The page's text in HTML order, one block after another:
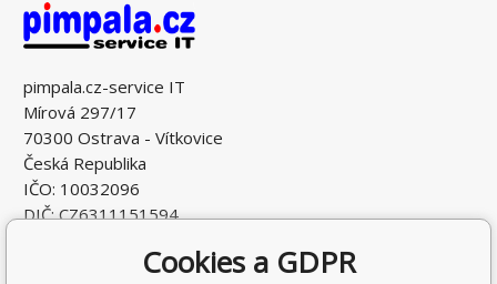
pimpala.cz-service IT
Mírová 297/17
70300 Ostrava - Vítkovice
Česká Republika
IČO: 10032096
DIČ: CZ6311151594
Cookies a GDPR